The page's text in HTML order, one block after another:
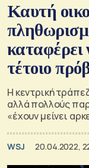
Καυτή
καταφέρει
τέτοιο
Η κεντρική
αλλά πολλούς
«έχουν μείνει
WSJ 20.04.2022,